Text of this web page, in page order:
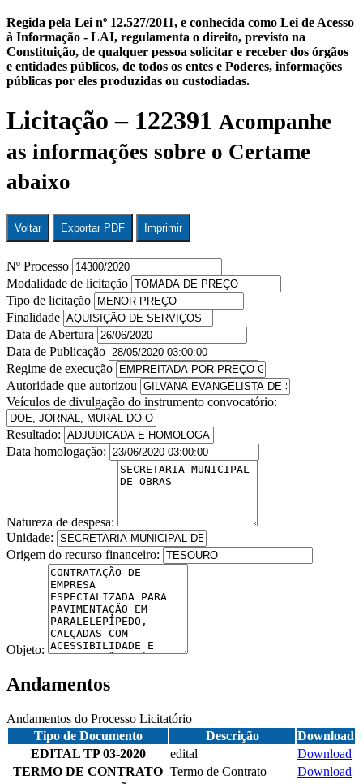
Regida pela Lei nº 12.527/2011, e conhecida como Lei de Acesso
à Informação - LAI, regulamenta o direito, previsto na
Constituição, de qualquer pessoa solicitar e receber dos órgãos
e entidades públicos, de todos os entes e Poderes, informações
públicas por eles produzidas ou custodiadas.
Licitação – 122391 Acompanhe
as informações sobre o Certame
abaixo
Voltar Exportar PDF Imprimir
Nº Processo
Modalidade de licitação
Tipo de licitação
Finalidade
Data de Abertura
Data de Publicação
Regime de execução
Autoridade que autorizou
Veículos de divulgação do instrumento convocatório:
Resultado:
Data homologação:
Natureza de despesa:
Unidade:
Origem do recurso financeiro:
Objeto:
Andamentos
Andamentos do Processo Licitatório
Tipo de Documento
Descrição
Download
EDITAL TP 03-2020
edital
Download
TERMO DE CONTRATO Termo de Contrato
Download